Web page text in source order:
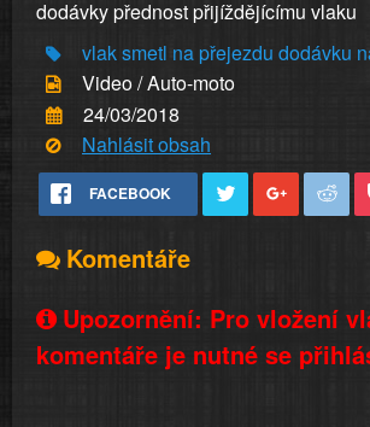
dodávky přednost přijíždějícímu vlaku
vlaksmetl na přejezdu dodávku
Video / Auto-moto
24/03/2018
Nahlásit obsah
FACEBOOK
Komentáře
Upozornění: Pro vložení
komentáře je nutné se